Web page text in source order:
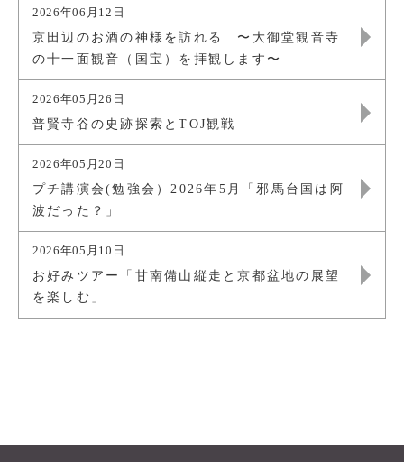
2026年06月12日
京田辺のお酒の神様を訪れる 〜大御堂観音寺
の十一面観音（国宝）を拝観します〜
2026年05月26日
普賢寺谷の史跡探索とTOJ観戦
2026年05月20日
プチ講演会(勉強会）2026年5月「邪馬台国は阿
波だった？」
2026年05月10日
お好みツアー「甘南備山縦走と京都盆地の展望
を楽しむ」